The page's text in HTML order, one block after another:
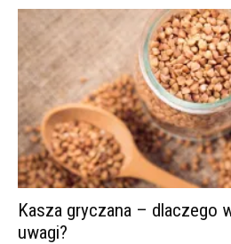
Kasza gryczana – dlaczego
uwagi?